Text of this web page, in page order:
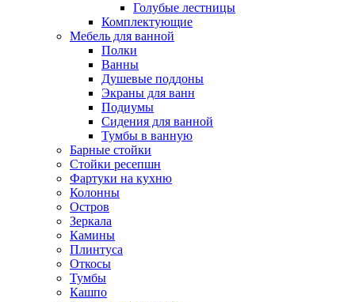
Голубые лестницы
Комплектующие
Мебель для ванной
Полки
Ванны
Душевые поддоны
Экраны для ванн
Подиумы
Сидения для ванной
Тумбы в ванную
Барные стойки
Стойки ресепшн
Фартуки на кухню
Колонны
Остров
Зеркала
Камины
Плинтуса
Откосы
Тумбы
Кашпо